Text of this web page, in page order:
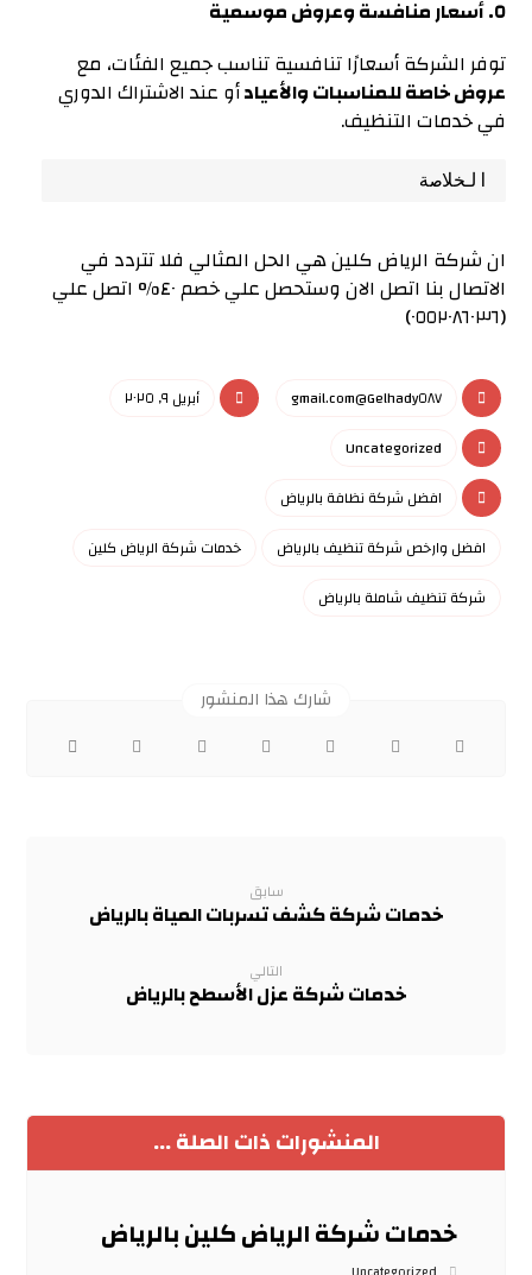
٥. أسعار منافسة وعروض موسمية
توفر الشركة أسعارًا تنافسية تناسب جميع الفئات، مع
عروض خاصة للمناسبات والأعيادأو عند الاشتراك الدوري
في خدمات التنظيف.
الخلاصة
ان شركة الرياض كلين هي الحل المثالي فلا تتردد في
الاتصال بنا اتصل الان وستحصل علي خصم ٤٠% اتصل علي
(٠٥٥٢٠٨٦٠٣٦)
Gelhady٥٨٧@gmail.com
أبريل ٩, ٢٠٢٥
Uncategorized
افضل شركة نظافة بالرياض
افضل وارخص شركة تنظيف بالرياض
خدمات شركة الرياض كلين
شركة تنظيف شاملة بالرياض
سابق
خدمات شركة كشف تسربات المياة بالرياض
التالي
خدمات شركة عزل الأسطح بالرياض
المنشورات ذات الصلة ...
خدمات شركة الرياض كلين بالرياض